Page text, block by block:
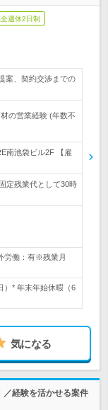
週休2日制
案、契約交渉までの
の営業経験 (年数不
南池袋ビル2F 【雇
定残業代として30時
労働：有※残業月
）* 年末年始休暇（6
気になる
／経験を活かせる案件